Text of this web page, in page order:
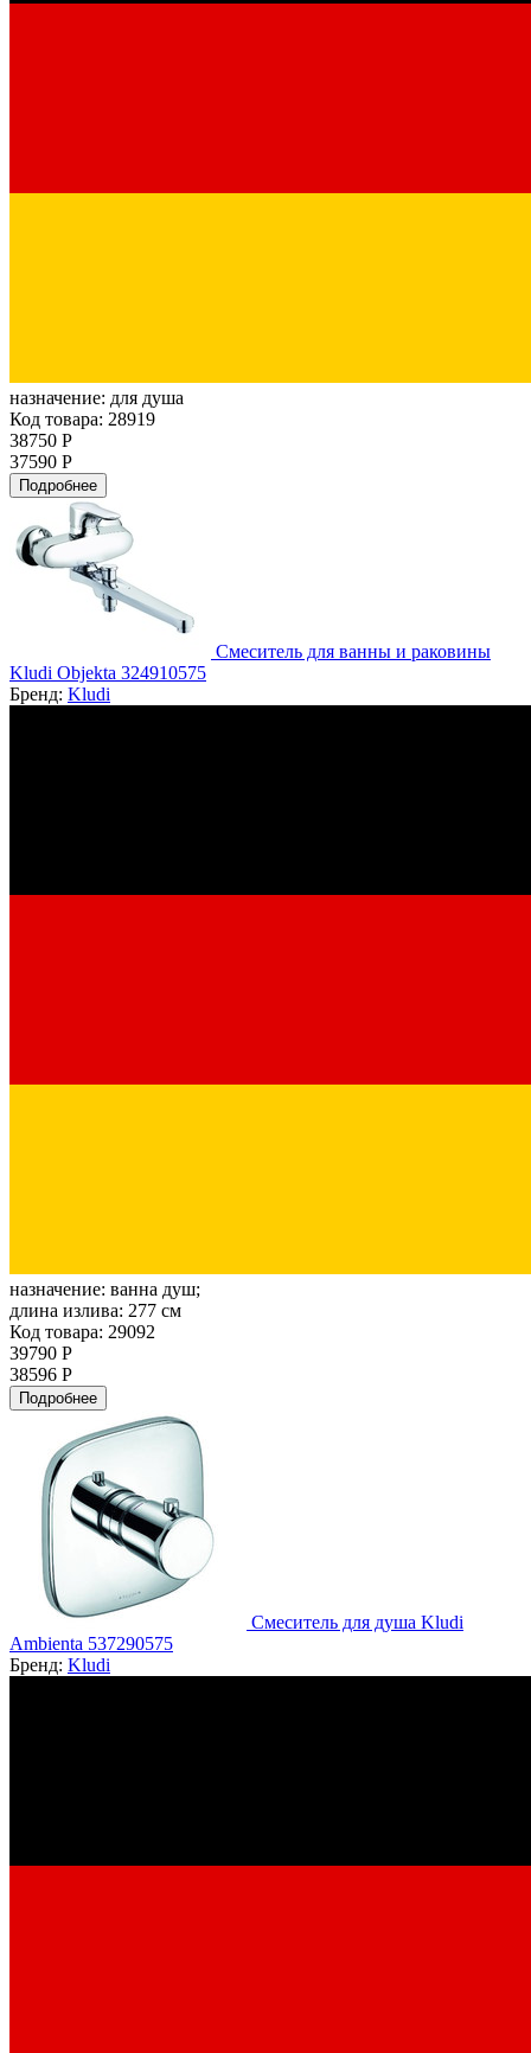
назначение: для душа
Код товара: 28919
38750 Р
37590 Р
Подробнее
Смеситель для ванны и раковины
Kludi Objekta 324910575
Бренд: Kludi
назначение: ванна душ;
длина излива: 277 см
Код товара: 29092
39790 Р
38596 Р
Подробнее
Смеситель для душа Kludi
Ambienta 537290575
Бренд: Kludi